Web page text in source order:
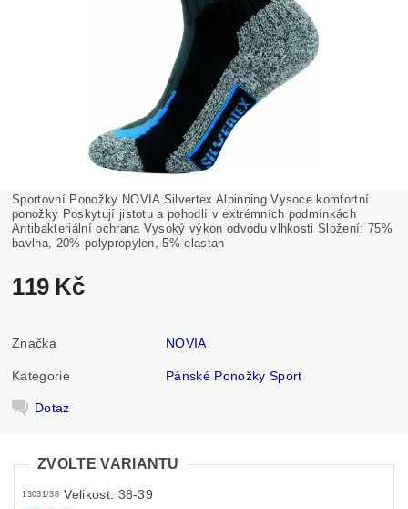
Sportovní Ponožky NOVIA Silvertex Alpinning Vysoce komfortní
ponožky Poskytují jistotu a pohodlí v extrémních podmínkách
Antibakteriální ochrana Vysoký výkon odvodu vlhkosti Složení: 75%
bavlna, 20% polypropylen, 5% elastan
119 Kč
Značka NOVIA
Kategorie Pánské Ponožky Sport
Dotaz
ZVOLTE VARIANTU
13031/38 Velikost: 38-39